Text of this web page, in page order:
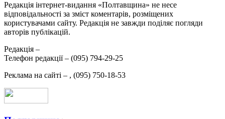
Редакція інтернет-видання «Полтавщина» не несе
відповідальності за зміст коментарів, розміщених
користувачами сайту. Редакція не завжди поділяє погляди
авторів публікацій.
Редакція –
Телефон редакції – (095) 794-29-25
Реклама на сайті – , (095) 750-18-53